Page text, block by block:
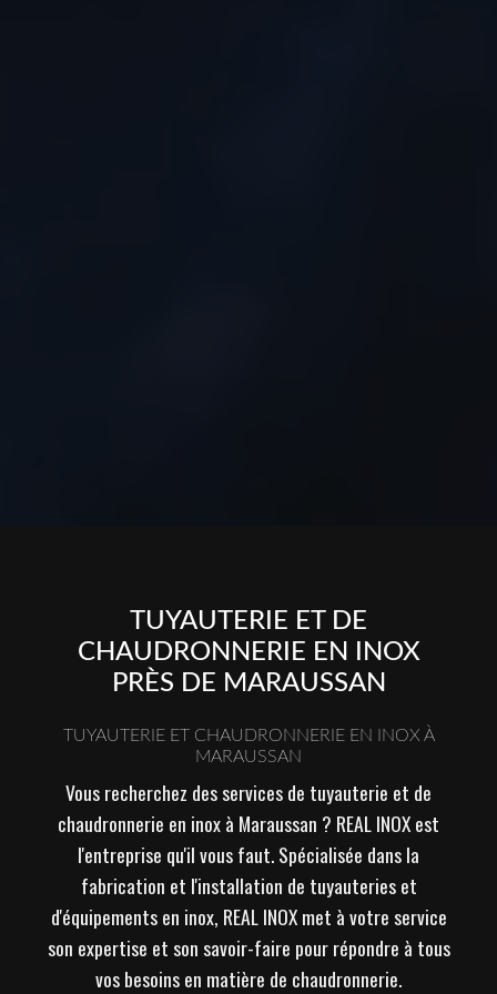
TUYAUTERIE ET DE
CHAUDRONNERIE EN INOX
PRÈS DE MARAUSSAN
TUYAUTERIE ET CHAUDRONNERIE EN INOX À
MARAUSSAN
Vous recherchez des services de tuyauterie et de
chaudronnerie en inox à Maraussan ? REAL INOX est
l'entreprise qu'il vous faut. Spécialisée dans la
fabrication et l'installation de tuyauteries et
d'équipements en inox, REAL INOX met à votre service
son expertise et son savoir-faire pour répondre à tous
vos besoins en matière de chaudronnerie.